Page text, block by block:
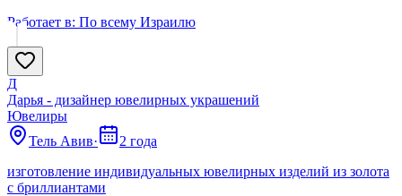
Работает в: По всему Израилю
Д
Дарья - дизайнер ювелирных украшений
Ювелиры
Тель Авив·
2 года
изготовление индивидуальных ювелирных изделий из золота
с бриллиантами